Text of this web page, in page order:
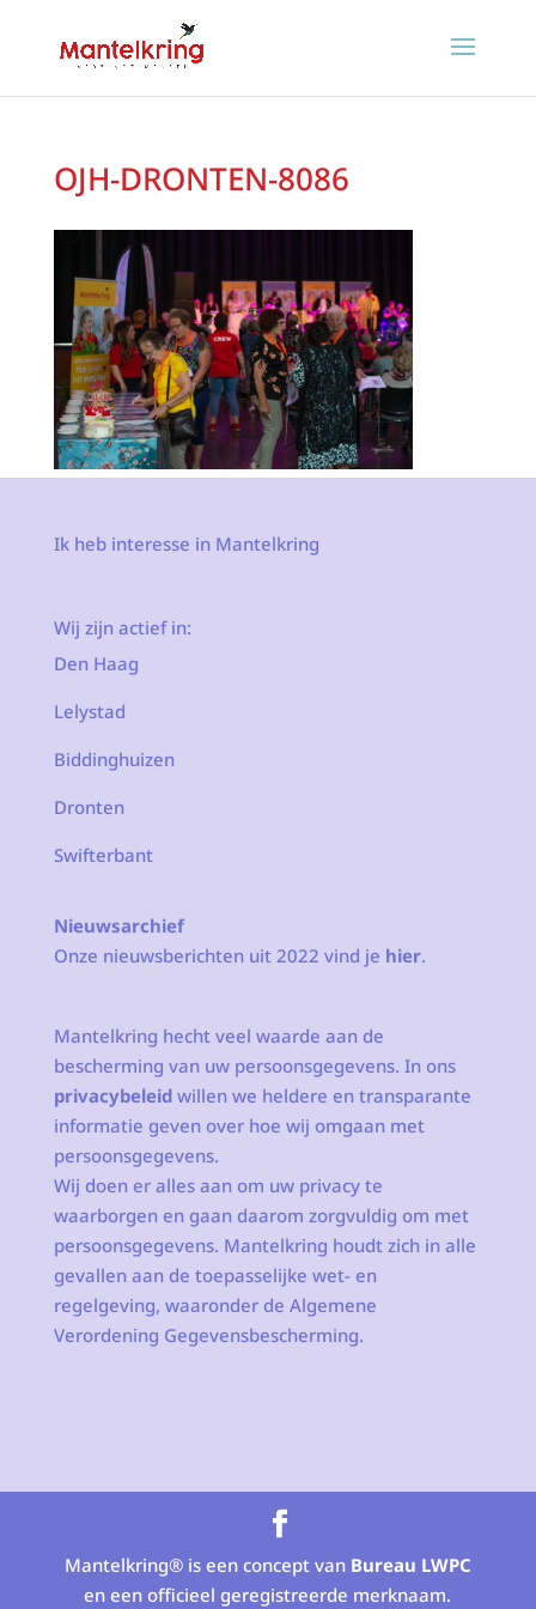
OJH-DRONTEN-8086
Ik heb interesse in Mantelkring
Wij zijn actief in:
Den Haag
Lelystad
Biddinghuizen
Dronten
Swifterbant
Nieuwsarchief
Onze nieuwsberichten uit 2022 vind je hier.
Mantelkring hecht veel waarde aan de
bescherming van uw persoonsgegevens. In ons
privacybeleidwillen we heldere en transparante
informatie geven over hoe wij omgaan met
persoonsgegevens.
Wij doen er alles aan om uw privacy te
waarborgen en gaan daarom zorgvuldig om met
persoonsgegevens. Mantelkring houdt zich in alle
gevallen aan de toepasselijke wet- en
regelgeving, waaronder de Algemene
Verordening Gegevensbescherming.
Mantelkring® is een concept van Bureau LWPC
en een officieel geregistreerde merknaam.